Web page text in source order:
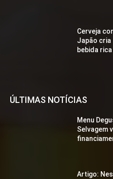
Cerveja
Japão cria
bebida
ÚLTIMAS NOTÍCIAS
Menu
Selvagem
Artigo: